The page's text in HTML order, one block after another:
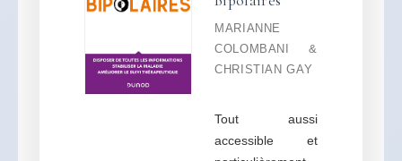
MARIANNE
COLOMBANI &
CHRISTIAN GAY
Tout aussi
accessible et